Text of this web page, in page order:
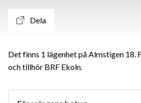
Dela
Det finns 1 lägenhet på Almstigen 18.
och tillhör BRF Ekoln.